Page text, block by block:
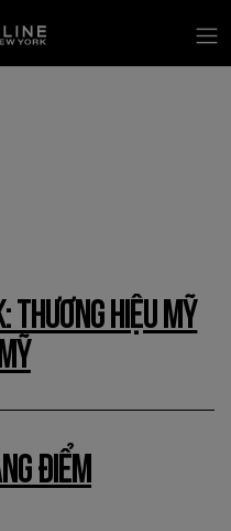
THƯƠNG HIỆU MỸ
ĐIỂM